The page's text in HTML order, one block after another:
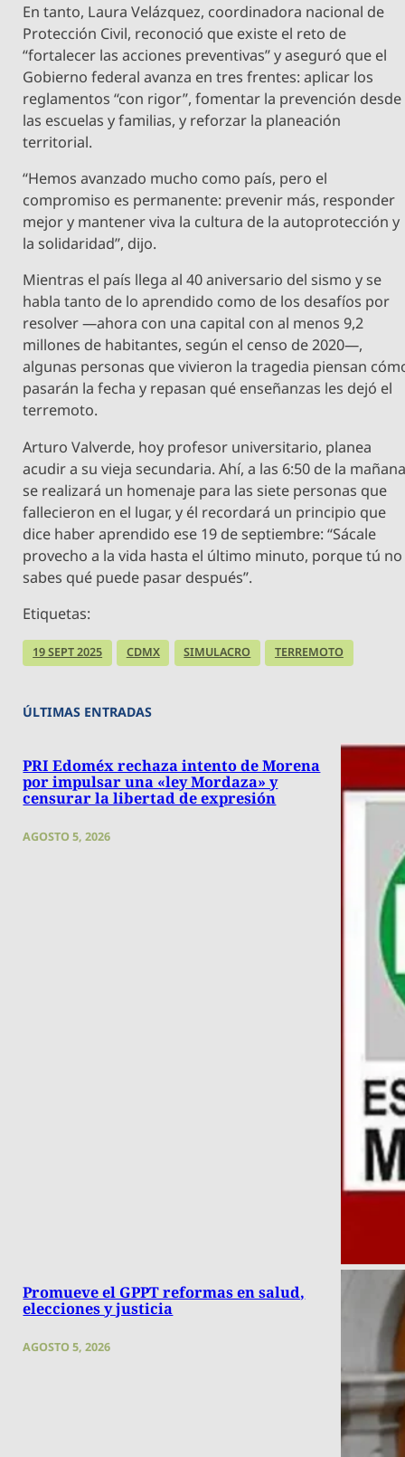
En tanto, Laura Velázquez, coordinadora nacional de
Protección Civil, reconoció que existe el reto de
“fortalecer las acciones preventivas” y aseguró que el
Gobierno federal avanza en tres frentes: aplicar los
reglamentos “con rigor”, fomentar la prevención desde
las escuelas y familias, y reforzar la planeación
territorial.
“Hemos avanzado mucho como país, pero el
compromiso es permanente: prevenir más, responder
mejor y mantener viva la cultura de la autoprotección y
la solidaridad”, dijo.
Mientras el país llega al 40 aniversario del sismo y se
habla tanto de lo aprendido como de los desafíos por
resolver —ahora con una capital con al menos 9,2
millones de habitantes, según el censo de 2020—,
algunas personas que vivieron la tragedia piensan
pasarán la fecha y repasan qué enseñanzas les dejó el
terremoto.
Arturo Valverde, hoy profesor universitario, planea
acudir a su vieja secundaria. Ahí, a las 6:50 de la
se realizará un homenaje para las siete personas que
fallecieron en el lugar, y él recordará un principio que
dice haber aprendido ese 19 de septiembre: “Sácale
provecho a la vida hasta el último minuto, porque tú no
sabes qué puede pasar después”.
Etiquetas:
19 SEPT 2025 CDMX SIMULACRO TERREMOTO
ÚLTIMAS ENTRADAS
PRI Edoméx rechaza intento de Morena
por impulsar una «ley Mordaza» y
censurar la libertad de expresión
AGOSTO 5, 2026
Promueve el GPPT reformas en salud,
elecciones y justicia
AGOSTO 5, 2026